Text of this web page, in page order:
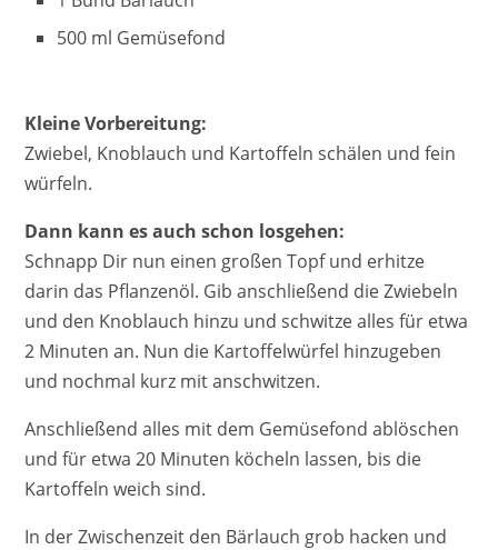
500 ml Gemüsefond
Kleine Vorbereitung:
Zwiebel, Knoblauch und Kartoffeln schälen und fein
würfeln.
Dann kann es auch schon losgehen:
Schnapp Dir nun einen großen Topf und erhitze
darin das Pflanzenöl. Gib anschließend die Zwiebeln
und den Knoblauch hinzu und schwitze alles für etwa
2 Minuten an. Nun die Kartoffelwürfel hinzugeben
und nochmal kurz mit anschwitzen.
Anschließend alles mit dem Gemüsefond ablöschen
und für etwa 20 Minuten köcheln lassen, bis die
Kartoffeln weich sind.
In der Zwischenzeit den Bärlauch grob hacken und